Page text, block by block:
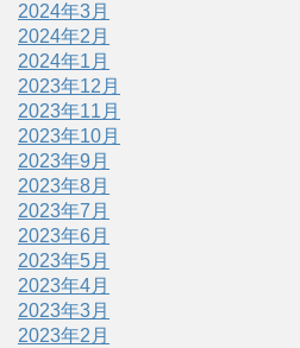
2024年3月
2024年2月
2024年1月
2023年12月
2023年11月
2023年10月
2023年9月
2023年8月
2023年7月
2023年6月
2023年5月
2023年4月
2023年3月
2023年2月